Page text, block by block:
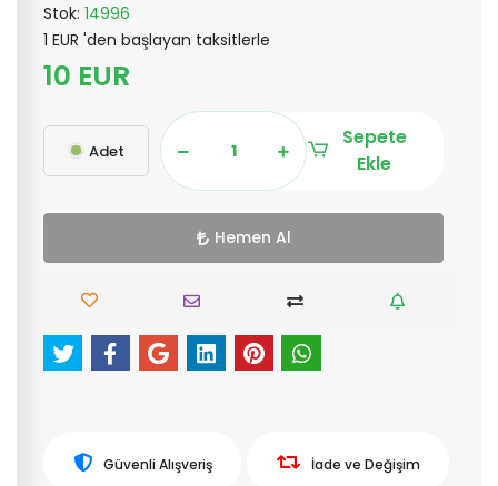
Stok: 14996
1 EUR 'den başlayan taksitlerle
10 EUR
Adet
Sepete
Ekle
Hemen Al
Güvenli Alışveriş İade ve Değişim